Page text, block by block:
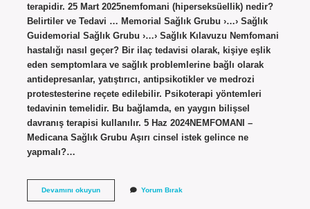
terapidir. 25 Mart 2025nemfomani (hiperseksüellik) nedir?
Belirtiler ve Tedavi … Memorial Sağlık Grubu ›…› Sağlık
Guidemorial Sağlık Grubu ›…› Sağlık Kılavuzu Nemfomani
hastalığı nasıl geçer? Bir ilaç tedavisi olarak, kişiye eşlik
eden semptomlara ve sağlık problemlerine bağlı olarak
antidepresanlar, yatıştırıcı, antipsikotikler ve medrozi
protestesterine reçete edilebilir. Psikoterapi yöntemleri
tedavinin temelidir. Bu bağlamda, en yaygın bilişsel
davranış terapisi kullanılır. 5 Haz 2024NEMFOMANI –
Medicana Sağlık Grubu Aşırı cinsel istek gelince ne
yapmalı?…
Devamını okuyunNemfomani Yorum Bırak